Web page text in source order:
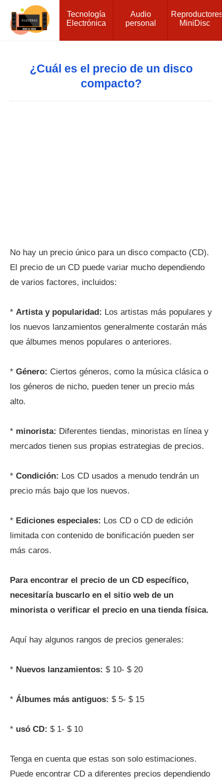
Tecnología
Electrónica
Audio
personal
MiniDisc
¿Cuál es el precio de un disco
compacto?
No hay un precio único para un disco compacto (CD).
El precio de un CD puede variar mucho dependiendo
de varios factores, incluidos:
* Artista y popularidad: Los artistas más populares y
los nuevos lanzamientos generalmente costarán más
que álbumes menos populares o anteriores.
* Género: Ciertos géneros, como la música clásica o
los géneros de nicho, pueden tener un precio más
alto.
* minorista: Diferentes tiendas, minoristas en línea y
mercados tienen sus propias estrategias de precios.
* Condición: Los CD usados ​​a menudo tendrán un
precio más bajo que los nuevos.
* Ediciones especiales: Los CD o CD de edición
limitada con contenido de bonificación pueden ser
más caros.
Para encontrar el precio de un CD específico,
necesitaría buscarlo en el sitio web de un
minorista o verificar el precio en una tienda física.
Aquí hay algunos rangos de precios generales:
* Nuevos lanzamientos: $ 10- $ 20
* Álbumes más antiguos: $ 5- $ 15
* usó CD: $ 1- $ 10
Tenga en cuenta que estas son solo estimaciones.
Puede encontrar CD a diferentes precios dependiendo